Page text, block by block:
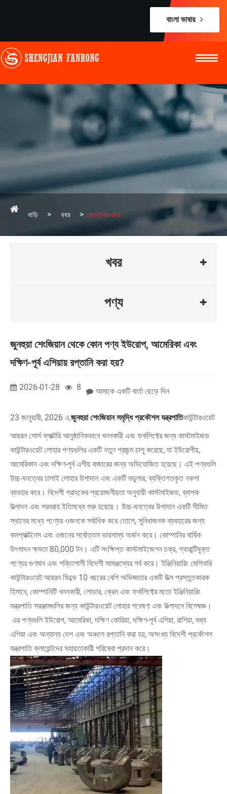
বাংলা ভাষার
বাড়ি খবর কোম্পানির খবর
খবর
পণ্য
জুনহুয়া শেংজিয়ান থেকে কোন পণ্য ইউরোপ, আমেরিকা এবং
দক্ষিণ-পূর্ব এশিয়ায় রপ্তানি করা হয়?
2026-01-28 8 আমাকে একটি বার্তা ছেড়ে দিন
23 জানুয়ারী, 2026 এ,জুনহুয়া শেংজিয়ান সমৃদ্ধি প্রকৌশল যন্ত্রপাতিকাউন্টারওয়েট
আয়রন সোর্স ফ্যাক্টরি আনুষ্ঠানিকভাবে খননকারী এবং ফর্কলিফ্টের জন্য কাস্টমাইজড
কাউন্টারওয়েট লোহার পণ্যগুলির একটি নতুন প্রজন্ম চালু করেছে, যা ইউরোপীয়,
আমেরিকান এবং দক্ষিণ-পূর্ব এশীয় বাজারের জন্য অভিযোজিত হয়েছে। এই পণ্যগুলি
উচ্চ-ঘনত্বের ঢালাই লোহার উপাদান এবং একটি মডুলার, ব্যক্তিগতকৃত নকশা
ব্যবহার করে। বিদেশী গ্রাহকের প্রয়োজনীয়তা অনুযায়ী কাস্টমাইজড, ব্যাপক
উত্পাদন এবং সরবরাহ ইতিমধ্যে শুরু হয়েছে। উচ্চ-ঘনত্বের উপাদান একটি সীমিত
স্থানের মধ্যে পণ্যের ওজনকে সর্বাধিক করে তোলে, সুবিধাজনক ব্যবহারের জন্য
কমপ্যাক্টনেস এবং ওজনের সর্বোত্তম ভারসাম্য অর্জন করে। কোম্পানির বার্ষিক
উৎপাদন ক্ষমতা 80,000 টন। এটি সংক্ষিপ্ত কাস্টমাইজেশন চক্র, গ্যারান্টিযুক্ত
পণ্যের গুণমান এবং শক্তিশালী বিদেশী সামঞ্জস্যের গর্ব করে। ইঞ্জিনিয়ারিং মেশিনারি
কাউন্টারওয়েট আয়রন ফিল্ডে 10 বছরের বেশি অভিজ্ঞতার একটি উত্স প্রস্তুতকারক
হিসাবে, কোম্পানিটি খননকারী, লোডার, ক্রেন এবং ফর্কলিফ্টের মতো ইঞ্জিনিয়ারিং
যন্ত্রপাতি সরঞ্জামগুলির জন্য কাউন্টারওয়েট লোহার গবেষণা এবং উত্পাদনে বিশেষজ্ঞ।
এর পণ্যগুলি ইউরোপ, আমেরিকা, দক্ষিণ কোরিয়া, দক্ষিণ-পূর্ব এশিয়া, রাশিয়া, মধ্য
এশিয়া এবং অন্যান্য দেশ এবং অঞ্চলে রপ্তানি করা হয়, অসংখ্য বিদেশী প্রকৌশল
যন্ত্রপাতি ক্লায়েন্টদের সহায়তাকারী পরিষেবা প্রদান করে।